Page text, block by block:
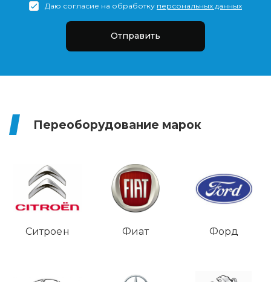
Даю согласие на обработку персональных данных
Отправить
Переоборудование марок
Ситроен Фиат Форд